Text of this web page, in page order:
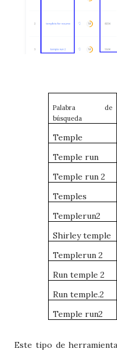
Palabra de
búsqueda
Temple
Temple run
Temple run 2
Temples
Templerun2
Shirley temple
Templerun 2
Run temple 2
Run temple.2
Temple run2
Este tipo de